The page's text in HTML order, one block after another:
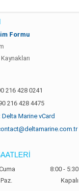
Formu
216 428 0241
216 428 4475
Delta Marine vCard
8:00 - 5:30
Kapalı